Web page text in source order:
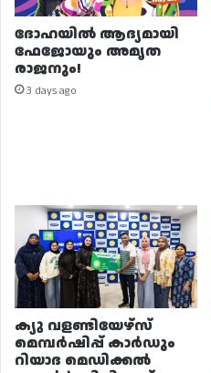
ദോഹയിൽ ആദ്യമായി
ഫേജോയും അമൃത
രാജനും!
3 days ago
ക്യു വളണ്ടിയേഴ്‌സ്
മെമ്പർഷിപ്പ് കാർഡും
റിയാദ മെഡിക്കൽ